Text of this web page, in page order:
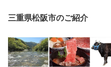
三重県松阪市のご紹介